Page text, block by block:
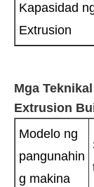
Kapasidad
Extrusion
Mga
Extrusion
Modelo ng
pangunahin
g makina